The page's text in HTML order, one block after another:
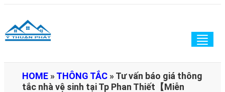
HOME »THÔNG TẮC »Tư vấn báo giá thông
tắc nhà vệ sinh tại Tp Phan Thiết【Miễn